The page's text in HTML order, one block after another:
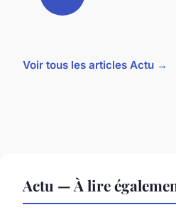
Voir tous les articles Actu →
Actu — À lire